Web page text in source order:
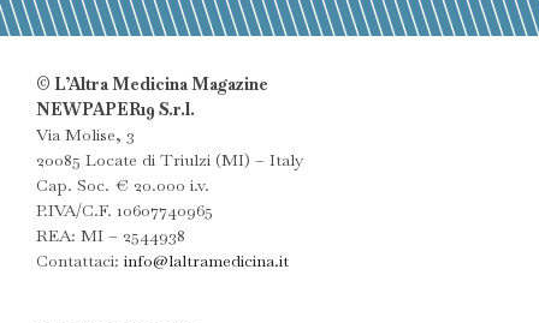
© L’Altra Medicina Magazine
NEWPAPER19 S.r.l.
Via Molise, 3
20085 Locate di Triulzi (MI) – Italy
Cap. Soc. € 20.000 i.v.
P.IVA/C.F. 10607740965
REA: MI – 2544938
Contattaci: info@laltramedicina.it